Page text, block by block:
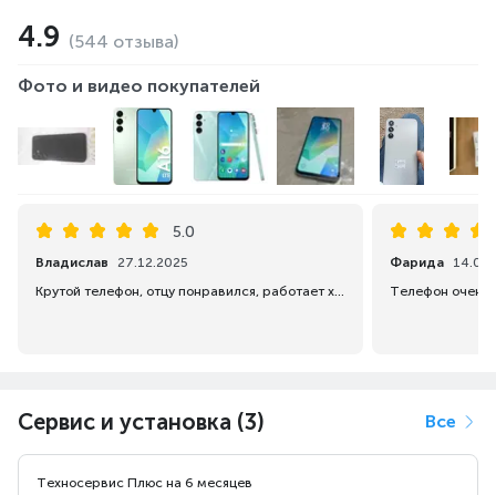
4.9 (544 отзыва)
Фото и видео покупателей
5.0
Владислав
27.12.2025
Крутой телефон, отцу понравился, работает хорошо, не виснет.
Фарида
Сервис и установка (3) Все
Техносервис Плюс на 6 месяцев